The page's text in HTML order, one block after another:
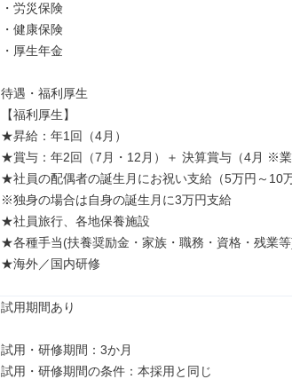
・労災保険
・健康保険
・厚生年金
待遇・福利厚生
【福利厚生】
★昇給：年1回（4月）
★賞与：年2回（7月・12月）＋ 決算賞与（4月 ※業
★社員の配偶者の誕生月にお祝い支給（5万円～10万
※独身の場合は自身の誕生月に3万円支給
★社員旅行、各地保養施設
★各種手当(扶養奨励金・家族・職務・資格・残業
★海外／国内研修
試用期間あり
試用・研修期間：3か月